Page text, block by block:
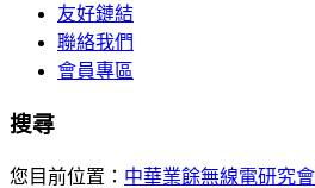
友好鏈結
聯絡我們
會員專區
搜尋
您目前位置： 中華業餘無線電研究